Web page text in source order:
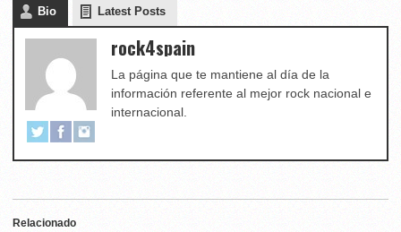
Bio Latest Posts
rock4spain
La página que te mantiene al día de la
información referente al mejor rock nacional e
internacional.
Relacionado